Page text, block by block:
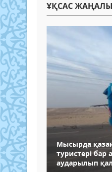
ҰҚСАС
Мысырда
туристері бар
аударылып